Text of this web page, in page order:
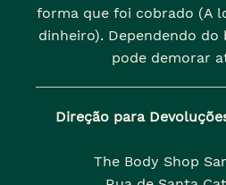
forma que foi cobrado (A
dinheiro). Dependendo do
pode demorar
Direção para
The Body Shop